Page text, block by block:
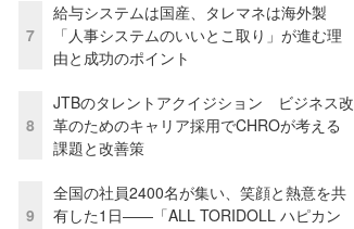
7
給与システムは国産、タレマネは海外製
「人事システムのいいとこ取り」が進む理
由と成功のポイント
8
JTBのタレントアクイジション ビジネス改
革のためのキャリア採用でCHROが考える
課題と改善策
9
全国の社員2400名が集い、笑顔と熱意を共
有した1日――「ALL TORIDOLL ハピカン